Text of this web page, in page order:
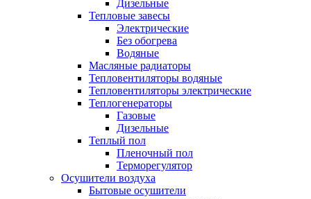
Дизельные
Тепловые завесы
Электрические
Без обогрева
Водяные
Масляные радиаторы
Тепловентиляторы водяные
Тепловентиляторы электрические
Теплогенераторы
Газовые
Дизельные
Теплый пол
Пленочный пол
Терморегулятор
Осушители воздуха
Бытовые осушители